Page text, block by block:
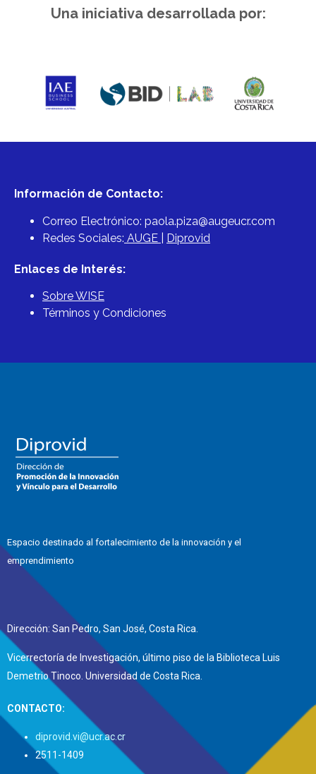
Una iniciativa desarrollada por:
Información de Contacto:
Correo Electrónico: paola.piza@augeucr.com
Redes Sociales: AUGE Diprovid
Enlaces de Interés:
Sobre WISE
Términos y Condiciones
Espacio destinado al fortalecimiento de la innovación y el
emprendimiento
Dirección: San Pedro, San José, Costa Rica.
Vicerrectoría de Investigación, último piso de la Biblioteca Luis
Demetrio Tinoco. Universidad de Costa Rica.
CONTACTO:
diprovid.vi@ucr.ac.cr
2511-1409